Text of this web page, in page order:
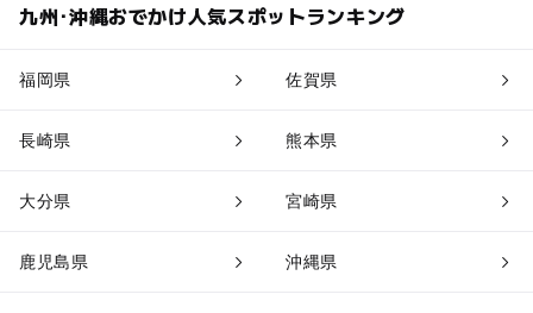
九州･沖縄おでかけ人気スポットランキング
福岡県 佐賀県
長崎県 熊本県
大分県 宮崎県
鹿児島県 沖縄県